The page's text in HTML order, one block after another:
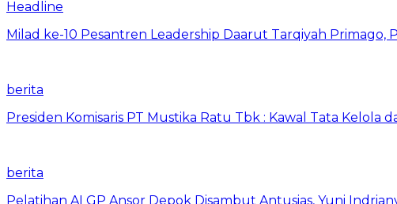
Headline
Milad ke-10 Pesantren Leadership Daarut Tarqiyah
berita
Presiden Komisaris PT Mustika Ratu Tbk : Kawal Tata Kelola
berita
Pelatihan AI GP Ansor Depok Disambut Antusias, Yuni